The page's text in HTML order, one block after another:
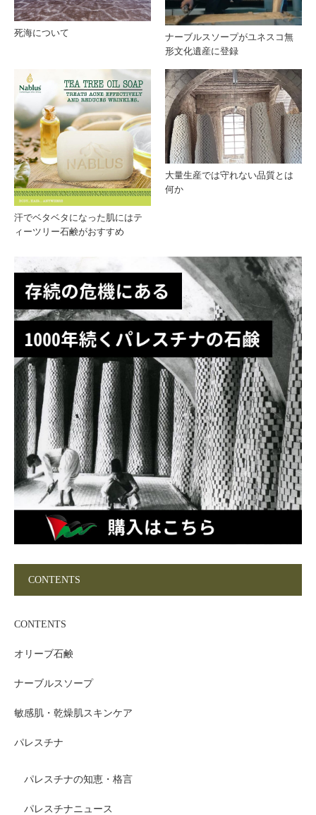
ープ
いて
いる
理由
プを
通し
て知
るパ
レス
チナ
死海について
ナーブルスソープがユネスコ無
形文化遺産に登録
汗でベタベタになった肌にはテ
ィーツリー石鹸がおすすめ
大量生産では守れない品質とは
何か
CONTENTS
CONTENTS
オリーブ石鹸
ナーブルスソープ
敏感肌・乾燥肌スキンケア
パレスチナ
パレスチナの知恵・格言
パレスチナニュース